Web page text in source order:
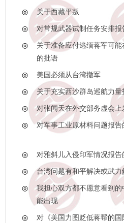
◎ 关于西藏平叛
◎ 对常规武器试制任务安排报
◎
关于准备应付逃缅蒋军可
的批语
◎ 美国必须从台湾撤军
◎ 关于充实西沙群岛巡航力量
◎ 对张闻天在外交部务虚会上
◎ 对军事工业原材料问题报告
◎ 对雅斜儿入侵印军情况报告
◎ 台湾问题有和平解决或武力
◎
我担心双方都不愿意看到
能出现
◎
对《美国力图贬低蒋帮的